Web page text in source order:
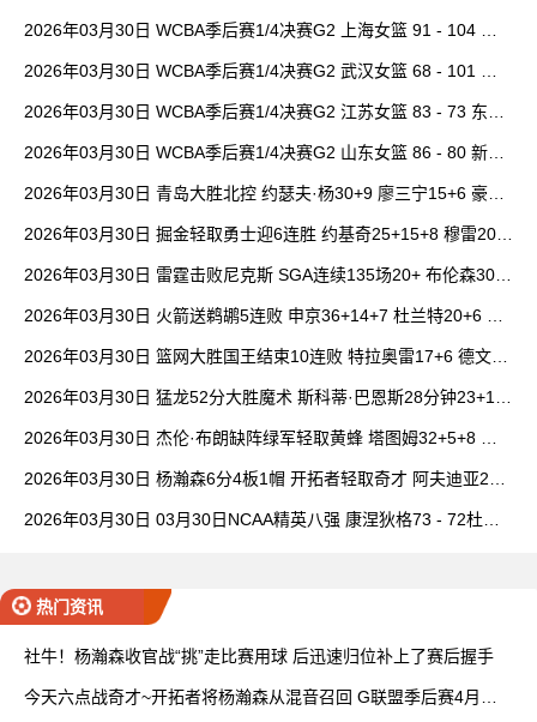
2026年03月30日 WCBA季后赛1/4决赛G2 上海女篮 91 - 104 四
2026年03月30日 WCBA季后赛1/4决赛G2 武汉女篮 68 - 101 山
2026年03月30日 WCBA季后赛1/4决赛G2 江苏女篮 83 - 73 东莞
2026年03月30日 WCBA季后赛1/4决赛G2 山东女篮 86 - 80 新疆
2026年03月30日 青岛大胜北控 约瑟夫·杨30+9 廖三宁15+6 豪斯
2026年03月30日 掘金轻取勇士迎6连胜 约基奇25+15+8 穆雷20+
2026年03月30日 雷霆击败尼克斯 SGA连续135场20+ 布伦森30分
2026年03月30日 火箭送鹈鹕5连败 申京36+14+7 杜兰特20+6 锡
2026年03月30日 篮网大胜国王结束10连败 特拉奥雷17+6 德文·
2026年03月30日 猛龙52分大胜魔术 斯科蒂·巴恩斯28分钟23+15
2026年03月30日 杰伦·布朗缺阵绿军轻取黄蜂 塔图姆32+5+8 普
2026年03月30日 杨瀚森6分4板1帽 开拓者轻取奇才 阿夫迪亚20+
2026年03月30日 03月30日NCAA精英八强 康涅狄格73 - 72杜克
热门资讯
社牛！杨瀚森收官战“挑”走比赛用球 后迅速归位补上了赛后握手
今天六点战奇才~开拓者将杨瀚森从混音召回 G联盟季后赛4月开